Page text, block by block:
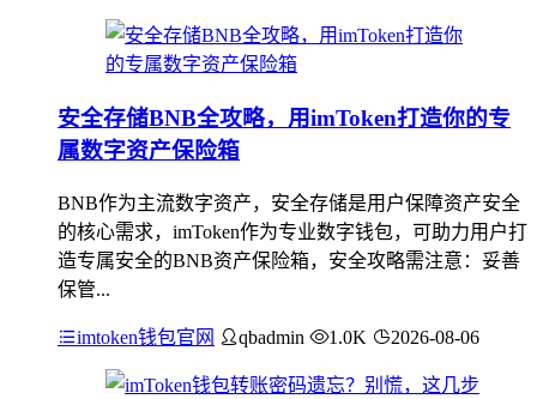
安全存储BNB全攻略，用imToken打造你的专
属数字资产保险箱
BNB作为主流数字资产，安全存储是用户保障资产安全
的核心需求，imToken作为专业数字钱包，可助力用户打
造专属安全的BNB资产保险箱，安全攻略需注意：妥善
保管...
imtoken钱包官网 qbadmin 1.0K 2026-08-06